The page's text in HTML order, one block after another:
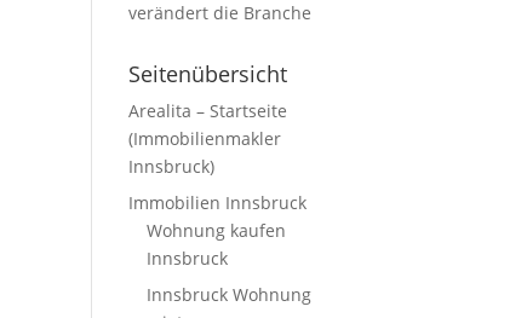
verändert die Branche
Seitenübersicht
Arealita – Startseite
(Immobilienmakler
Innsbruck)
Immobilien Innsbruck
Wohnung kaufen
Innsbruck
Innsbruck Wohnung